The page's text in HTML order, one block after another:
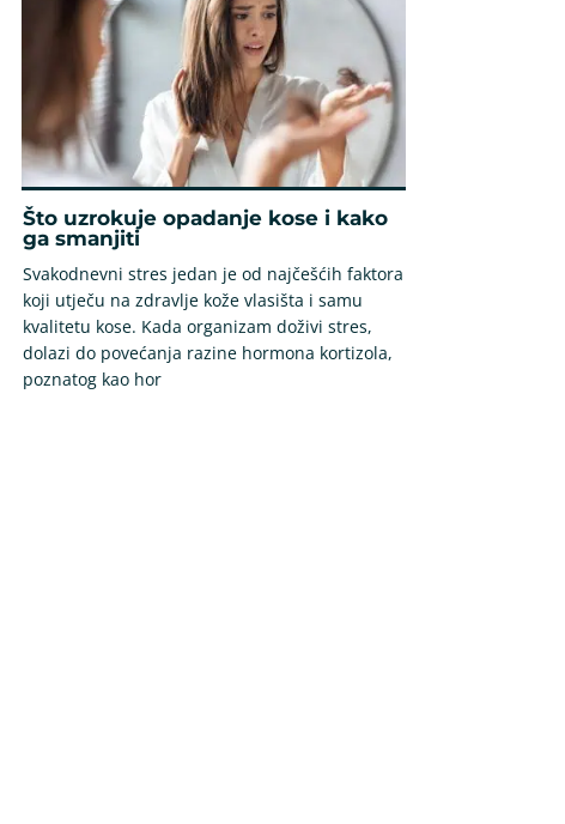
Što uzrokuje opadanje kose i kako
ga smanjiti
Svakodnevni stres jedan je od najčešćih faktora
koji utječu na zdravlje kože vlasišta i samu
kvalitetu kose. Kada organizam doživi stres,
dolazi do povećanja razine hormona kortizola,
poznatog kao hor